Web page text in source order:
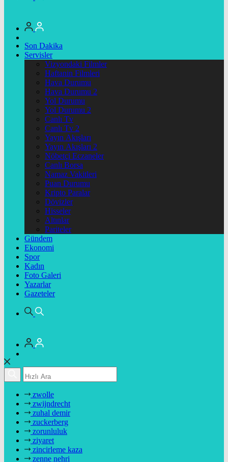
Son Dakika
Servisler
Vizyondaki Filmler
Haftanin Filmleri
Hava Durumu
Hava Durumu 2
Yol Durumu
Yol Durumu 2
Canlı Tv
Canlı Tv 2
Yayın Akışları
Yayın Akışları 2
Nöbetçi Eczaneler
Canlı Borsa
Namaz Vakitleri
Puan Durumu
Kripto Paralar
Dövizler
Hisseler
Altınlar
Pariteler
Gündem
Ekonomi
Spor
Kadın
Foto Galeri
Yazarlar
Gazeteler
zwolle
zwijndrecht
zuhal demir
zuckerberg
zorunluluk
ziyaret
zincirleme kaza
zenne nehri